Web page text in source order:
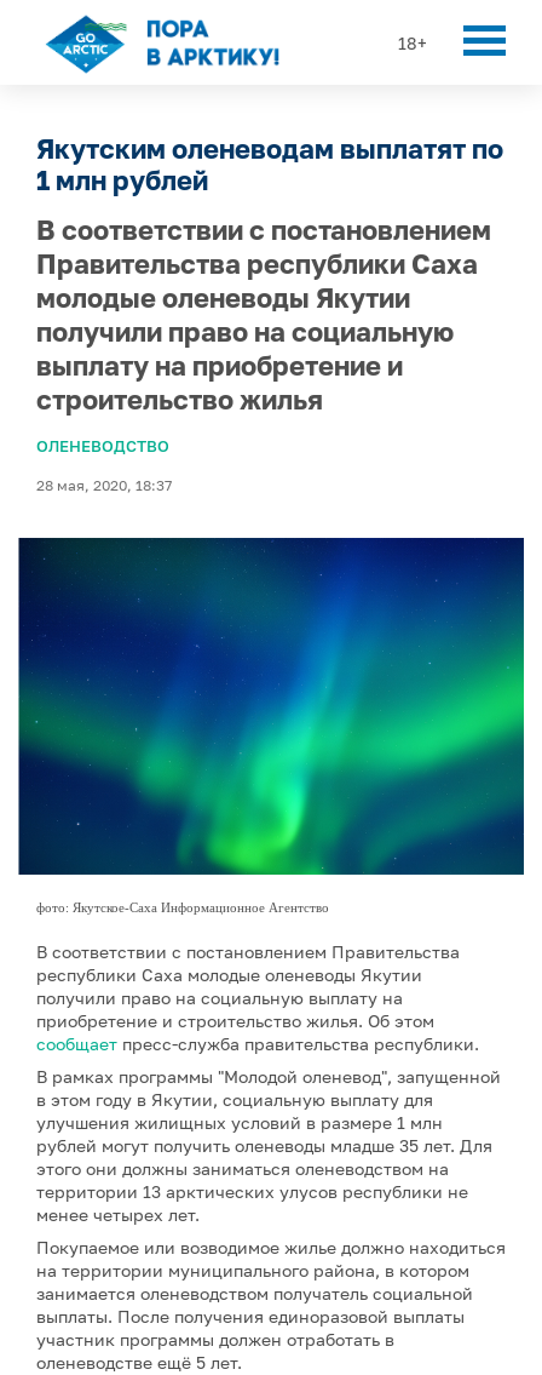
18+
Якутским оленеводам выплатят по
1 млн рублей
В соответствии с постановлением
Правительства республики Саха
молодые оленеводы Якутии
получили право на социальную
выплату на приобретение и
строительство жилья
ОЛЕНЕВОДСТВО
28 мая, 2020, 18:37
фото: Якутское-Саха Информационное Агентство
В соответствии с постановлением Правительства
республики Саха молодые оленеводы Якутии
получили право на социальную выплату на
приобретение и строительство жилья. Об этом
сообщает пресс-служба правительства республики.
В рамках программы "Молодой оленевод", запущенной
в этом году в Якутии, социальную выплату для
улучшения жилищных условий в размере 1 млн
рублей могут получить оленеводы младше 35 лет. Для
этого они должны заниматься оленеводством на
территории 13 арктических улусов республики не
менее четырех лет.
Покупаемое или возводимое жилье должно находиться
на территории муниципального района, в котором
занимается оленеводством получатель социальной
выплаты. После получения единоразовой выплаты
участник программы должен отработать в
оленеводстве ещё 5 лет.